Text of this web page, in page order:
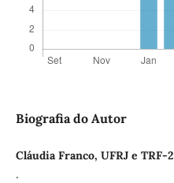
Biografia do Autor
Cláudia Franco, UFRJ e TRF-2
.